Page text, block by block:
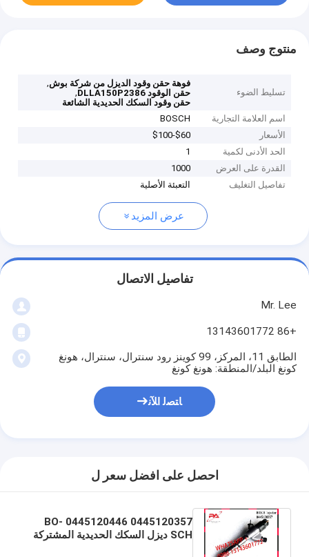
منتوج وصف
تسليط الضوء
فوهة حقن وقود الديزل من شركة بوش,
حقن الوقود DLLA150P2386
,
حقن وقود السكك الحديدية الشائعة
اسم العلامة التجارية
BOSCH
الأسعار
$60-$100
الحد الأدنى لكمية
1
القدرة على العرض
1000
تفاصيل التغليف
التعبئة الأصلية
عرض المزيد
تفاصيل الاتصال
Mr. Lee
+86 13143601772
الطابق 11، المركز، 99 كوينز رود سنترال، سنترال، هونغ
كونغ البلد/المنطقة: هونغ كونغ
ﺎﺘﺼﻟ ﺍﻶﻧ
احصل على افضل سعر ل
0445120357 0445120446 BO-
SCH ديزل السكك الحديدية المشتركة